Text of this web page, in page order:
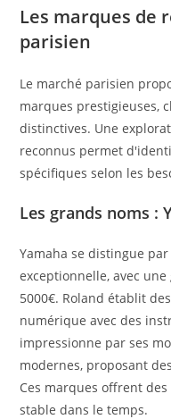
Les marques de
parisien
Le marché parisien
marques prestigieuses,
distinctives. Une
reconnus permet
spécifiques selon les
Les grands noms :
Yamaha se distingue
exceptionnelle, avec
5000€. Roland établit
numérique avec des
impressionne par ses
modernes, proposant
Ces marques offrent
stable dans le temps.